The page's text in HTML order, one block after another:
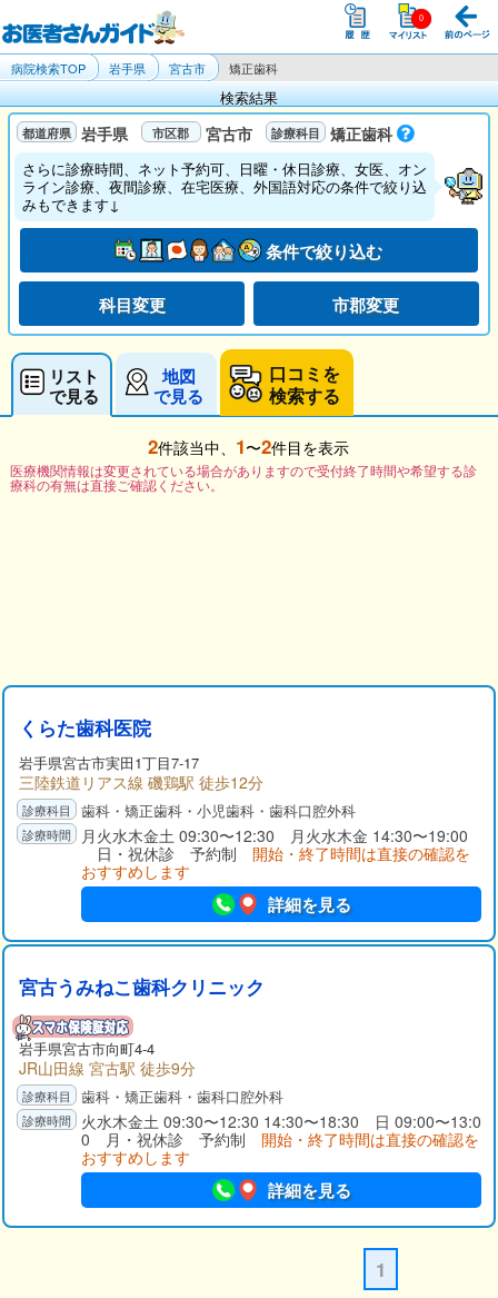
病院検索TOP 岩手県 宮古市 矯正歯科
検索結果
岩手県 宮古市 矯正歯科
さらに診療時間、ネット予約可、日曜・休日診療、女医、オン
ライン診療、夜間診療、在宅医療、外国語対応の条件で絞り込
みもできます↓
条件で絞り込む
科目変更 市郡変更
リスト
で見る
地図
で見る
口コミを
検索する
2件該当中、 1〜2件目を表示
医療機関情報は変更されている場合がありますので受付終了時間や希望する診
療科の有無は直接ご確認ください。
くらた歯科医院
岩手県宮古市実田1丁目7-17
三陸鉄道リアス線 磯鶏駅 徒歩12分
歯科・矯正歯科・小児歯科・歯科口腔外科
月火水木金土 09:30〜12:30 月火水木金 14:30〜19:00
日・祝休診 予約制 開始・終了時間は直接の確認を
おすすめします
詳細を見る
宮古うみねこ歯科クリニック
岩手県宮古市向町4-4
JR山田線 宮古駅 徒歩9分
歯科・矯正歯科・歯科口腔外科
火水木金土 09:30〜12:30 14:30〜18:30 日 09:00〜13:0
0 月・祝休診 予約制 開始・終了時間は直接の確認を
おすすめします
詳細を見る
1